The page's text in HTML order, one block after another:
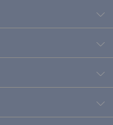
классов
классов на
каникулы